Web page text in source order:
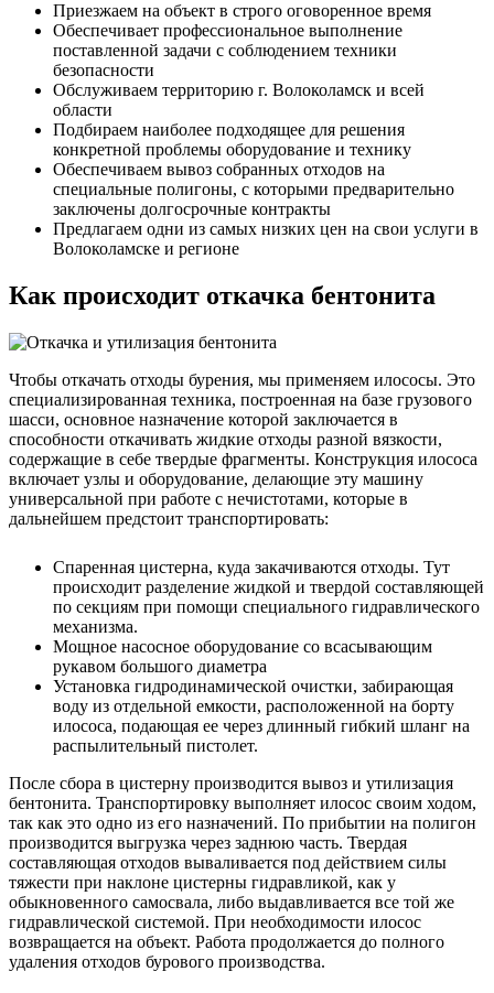
Приезжаем на объект в строго оговоренное время
Обеспечивает профессиональное выполнение
поставленной задачи с соблюдением техники
безопасности
Обслуживаем территорию г. Волоколамск и всей
области
Подбираем наиболее подходящее для решения
конкретной проблемы оборудование и технику
Обеспечиваем вывоз собранных отходов на
специальные полигоны, с которыми предварительно
заключены долгосрочные контракты
Предлагаем одни из самых низких цен на свои услуги в
Волоколамске и регионе
Как происходит откачка бентонита
Чтобы откачать отходы бурения, мы применяем илососы. Это
специализированная техника, построенная на базе грузового
шасси, основное назначение которой заключается в
способности откачивать жидкие отходы разной вязкости,
содержащие в себе твердые фрагменты. Конструкция илососа
включает узлы и оборудование, делающие эту машину
универсальной при работе с нечистотами, которые в
дальнейшем предстоит транспортировать:
Спаренная цистерна, куда закачиваются отходы. Тут
происходит разделение жидкой и твердой составляющей
по секциям при помощи специального гидравлического
механизма.
Мощное насосное оборудование со всасывающим
рукавом большого диаметра
Установка гидродинамической очистки, забирающая
воду из отдельной емкости, расположенной на борту
илососа, подающая ее через длинный гибкий шланг на
распылительный пистолет.
После сбора в цистерну производится вывоз и утилизация
бентонита. Транспортировку выполняет илосос своим ходом,
так как это одно из его назначений. По прибытии на полигон
производится выгрузка через заднюю часть. Твердая
составляющая отходов вываливается под действием силы
тяжести при наклоне цистерны гидравликой, как у
обыкновенного самосвала, либо выдавливается все той же
гидравлической системой. При необходимости илосос
возвращается на объект. Работа продолжается до полного
удаления отходов бурового производства.